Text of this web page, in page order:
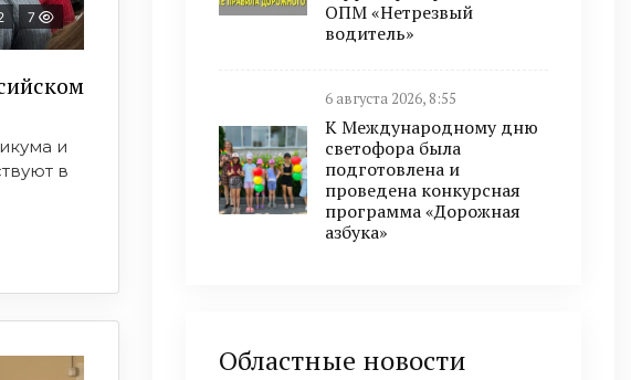
7
и
в
ОПМ «Нетрезвый
водитель»
6 августа 2026, 8:55
К Международному дню
светофора была
подготовлена и
проведена конкурсная
программа «Дорожная
азбука»
Областные новости